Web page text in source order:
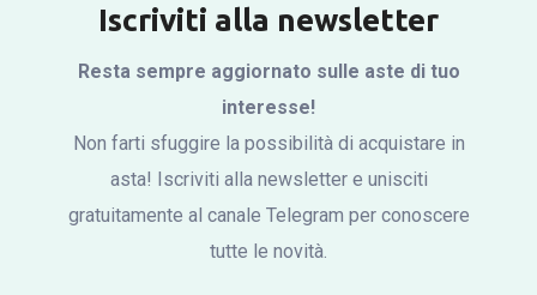
Click to
Load
Panorama
Iscriviti alla newsletter
Resta sempre aggiornato sulle aste di tuo
interesse!
Non farti sfuggire la possibilità di acquistare in
asta! Iscriviti alla newsletter e unisciti
gratuitamente al canale Telegram per conoscere
tutte le novità.